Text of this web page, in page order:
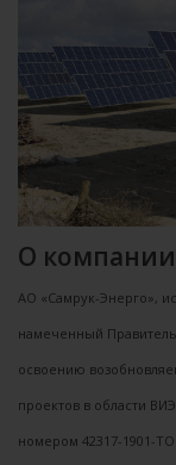
О компании
АО «Самрук-Энерго»,
намеченный
освоению
проектов в области
номером 42317-1901-